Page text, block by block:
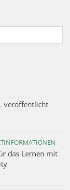
veröffentlicht
das Lernen mit